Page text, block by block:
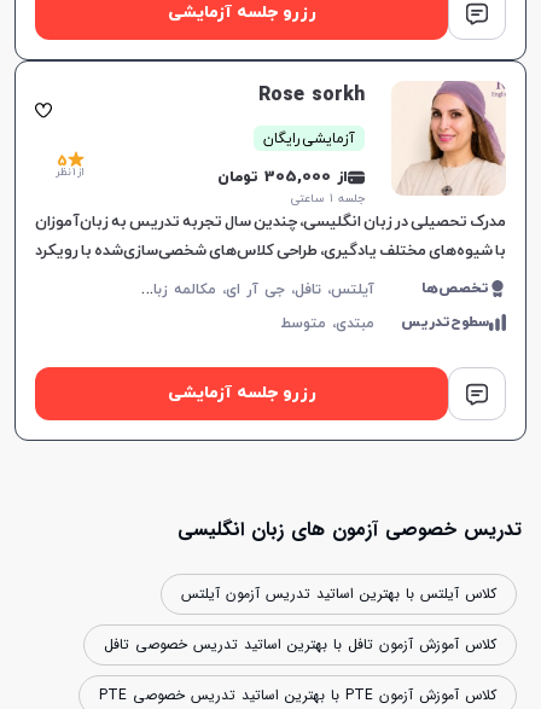
رزرو جلسه آزمایشی
Rose sorkh
آزمایشی رایگان
از 305,000 تومان
جلسه ۱ ساعتی
5
از 1 نظر
مدرک تحصیلی در زبان انگلیسی، چندین سال تجربه تدریس به زبان‌آموزان
با شیوه‌های مختلف یادگیری، طراحی کلاس‌های شخصی‌سازی‌شده با رویکرد
تعاملی، درک عمیق از نیازهای زبانی و
تخصص‌ها آ
یلتس، تافل، جی آر ای، مکالمه زبان انگلیسی، زبان انگلیسی عمومی، گرامر زبان انگلیسی، زبان انگلیسی تجاری، زبان انگلیسی آمریکایی، زبان انگلیسی کنکور سراسری، زبان انگلیسی کنکور کاردانی، زبان انگلیسی کنکور ارشد، زبان انگلیسی کنکور دکتری، زبان انگلیسی هفتم دبیرستان، زبان انگلیسی هشتم دبیرستان، زبان انگلیسی نهم دبیرستان، زبان انگلیسی دهم دبیرستان، زبان انگلیسی یازدهم دبیرستان، زبان انگلیسی دوازدهم دبیرستان، زبان انگلیسی کودکان
سطوح‌تدریس مبتدی، متوسط
رزرو جلسه آزمایشی
تدریس خصوصی آزمون های زبان انگلیسی
کلاس آیلتس با بهترین اساتید تدریس آزمون آیلتس
کلاس آموزش آزمون تافل با بهترین اساتید تدریس خصوصی تافل
کلاس آموزش آزمون PTE با بهترین اساتید تدریس خصوصی PTE